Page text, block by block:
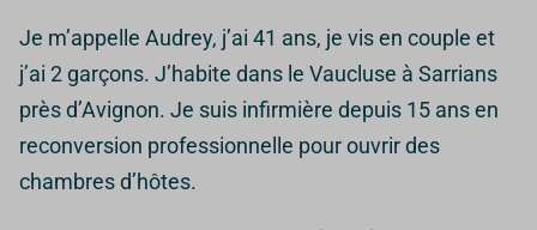
Je m’appelle Audrey, j’ai 41 ans, je vis en couple et
j’ai 2 garçons. J’habite dans le Vaucluse à Sarrians
près d’Avignon. Je suis infirmière depuis 15 ans en
reconversion professionnelle pour ouvrir des
chambres d’hôtes.